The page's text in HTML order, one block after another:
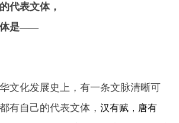
代表文体，
是——
文化发展史上，有一条文脉清晰可
有自己的代表文体， 汉有赋，唐有